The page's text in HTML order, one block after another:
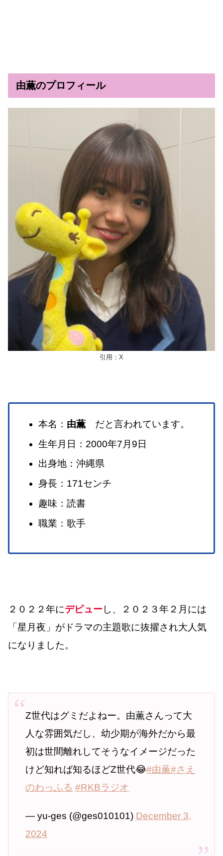
由薫のプロフィール
引用：X
本名： 由薫 だと言われています。
生年月日：2000年7月9日
出身地：沖縄県
身長：171センチ
趣味：読書
職業：歌手
２０２２年にデビュー し、２０２３年２月には
「星月夜」がドラマの主題歌に抜擢され大人気
になりました。
Z世代はグミだよねー。由薫さんって大
人な雰囲気だし、幼少期が海外だから最
初は世間離れしてそうなイメージだった
けど知れば知るほどZ世代😂#由薫#さえ
のわっふる #RKBラジオ
— yu-ges (@ges010101) December 3,
2024